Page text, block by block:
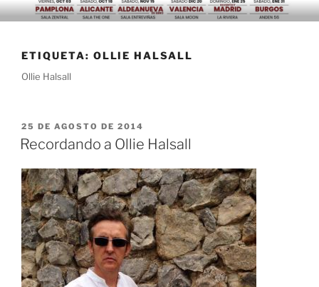
Saltar
al
ETIQUETA: OLLIE HALSALL
Ollie Halsall
PUBLICADO
EL
25 DE AGOSTO DE 2014
Recordando a Ollie Halsall